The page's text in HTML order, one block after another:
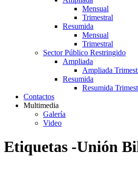
Mensual
Trimestral
Resumida
Mensual
Trimestral
Sector Público Restringido
Ampliada
Ampliada
Resumida
Resumida
Contactos
Multimedia
Galería
Video
Etiquetas -Unión